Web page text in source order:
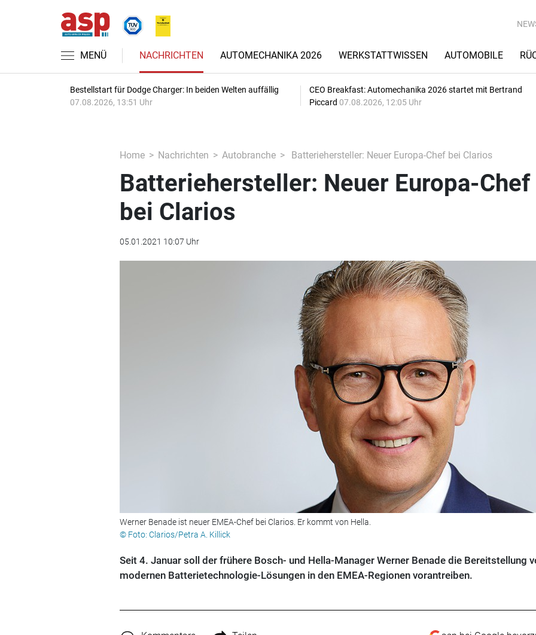
MENÜ NACHRICHTEN AUTOMECHANIKA 2026 WERKSTATTWISSEN AUTOMOBILE
Bestellstart für Dodge Charger: In beiden Welten auffällig
07.08.2026, 13:51 Uhr
CEO Breakfast: Automechanika 2026 startet mit Bertrand
Piccard 07.08.2026, 12:05 Uhr
Home Nachrichten Autobranche Batteriehersteller: Neuer Europa-Chef bei Clarios
Batteriehersteller: Neuer Europa-Chef
bei Clarios
05.01.2021 10:07 Uhr
Werner Benade ist neuer EMEA-Chef bei Clarios. Er kommt von Hella.
© Foto: Clarios/Petra A. Killick
Seit 4. Januar soll der frühere Bosch- und Hella-Manager Werner Benade die Bereitstellung
modernen Batterietechnologie-Lösungen in den EMEA-Regionen vorantreiben.